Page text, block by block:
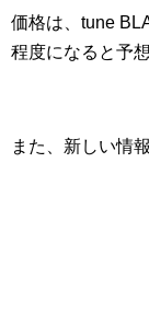
価格は、tune
程度になると予
また、新しい情